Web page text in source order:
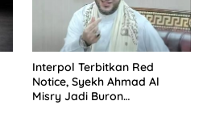
Interpol Terbitkan Red
Notice, Syekh Ahmad Al
Misry Jadi Buron